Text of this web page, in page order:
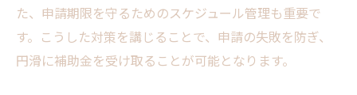
た、申請期限を守るためのスケジュール管理も重要で
す。こうした対策を講じることで、申請の失敗を防ぎ、
円滑に補助金を受け取ることが可能となります。